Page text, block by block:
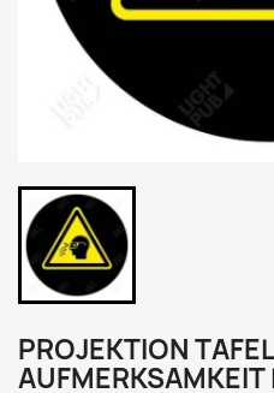
PROJEKTION TAFEL
AUFMERKSAMKEIT